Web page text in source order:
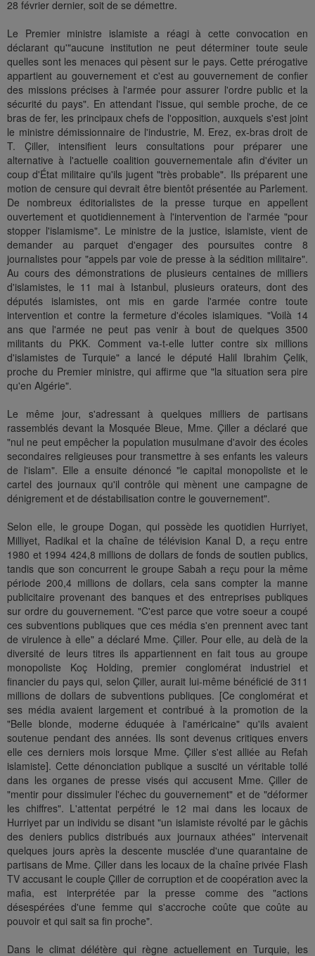
28 février dernier, soit de se démettre.
Le Premier ministre islamiste a réagi à cette convocation en
déclarant qu'"aucune institution ne peut déterminer toute seule
quelles sont les menaces qui pèsent sur le pays. Cette prérogative
appartient au gouvernement et c'est au gouvernement de confier
des missions précises à l'armée pour assurer l'ordre public et la
sécurité du pays". En attendant l'issue, qui semble proche, de ce
bras de fer, les principaux chefs de l'opposition, auxquels s'est joint
le ministre démissionnaire de l'industrie, M. Erez, ex-bras droit de
T. Çiller, intensifient leurs consultations pour préparer une
alternative à l'actuelle coalition gouvernementale afin d'éviter un
coup d'État militaire qu'ils jugent "très probable". Ils préparent une
motion de censure qui devrait être bientôt présentée au Parlement.
De nombreux éditorialistes de la presse turque en appellent
ouvertement et quotidiennement à l'intervention de l'armée "pour
stopper l'islamisme". Le ministre de la justice, islamiste, vient de
demander au parquet d'engager des poursuites contre 8
journalistes pour "appels par voie de presse à la sédition militaire".
Au cours des démonstrations de plusieurs centaines de milliers
d'islamistes, le 11 mai à Istanbul, plusieurs orateurs, dont des
députés islamistes, ont mis en garde l'armée contre toute
intervention et contre la fermeture d'écoles islamiques. "Voilà 14
ans que l'armée ne peut pas venir à bout de quelques 3500
militants du PKK. Comment va-t-elle lutter contre six millions
d'islamistes de Turquie" a lancé le député Halil Ibrahim Çelik,
proche du Premier ministre, qui affirme que "la situation sera pire
qu'en Algérie".
Le même jour, s'adressant à quelques milliers de partisans
rassemblés devant la Mosquée Bleue, Mme. Çiller a déclaré que
"nul ne peut empêcher la population musulmane d'avoir des écoles
secondaires religieuses pour transmettre à ses enfants les valeurs
de l'islam". Elle a ensuite dénoncé "le capital monopoliste et le
cartel des journaux qu'il contrôle qui mènent une campagne de
dénigrement et de déstabilisation contre le gouvernement".
Selon elle, le groupe Dogan, qui possède les quotidien Hurriyet,
Milliyet, Radikal et la chaîne de télévision Kanal D, a reçu entre
1980 et 1994 424,8 millions de dollars de fonds de soutien publics,
tandis que son concurrent le groupe Sabah a reçu pour la même
période 200,4 millions de dollars, cela sans compter la manne
publicitaire provenant des banques et des entreprises publiques
sur ordre du gouvernement. "C'est parce que votre soeur a coupé
ces subventions publiques que ces média s'en prennent avec tant
de virulence à elle" a déclaré Mme. Çiller. Pour elle, au delà de la
diversité de leurs titres ils appartiennent en fait tous au groupe
monopoliste Koç Holding, premier conglomérat industriel et
financier du pays qui, selon Çiller, aurait lui-même bénéficié de 311
millions de dollars de subventions publiques. [Ce conglomérat et
ses média avaient largement et contribué à la promotion de la
"Belle blonde, moderne éduquée à l'américaine" qu'ils avaient
soutenue pendant des années. Ils sont devenus critiques envers
elle ces derniers mois lorsque Mme. Çiller s'est alliée au Refah
islamiste]. Cette dénonciation publique a suscité un véritable tollé
dans les organes de presse visés qui accusent Mme. Çiller de
"mentir pour dissimuler l'échec du gouvernement" et de "déformer
les chiffres". L'attentat perpétré le 12 mai dans les locaux de
Hurriyet par un individu se disant "un islamiste révolté par le gâchis
des deniers publics distribués aux journaux athées" intervenait
quelques jours après la descente musclée d'une quarantaine de
partisans de Mme. Çiller dans les locaux de la chaîne privée Flash
TV accusant le couple Çiller de corruption et de coopération avec la
mafia, est interprétée par la presse comme des "actions
désespérées d'une femme qui s'accroche coûte que coûte au
pouvoir et qui sait sa fin proche".
Dans le climat délétère qui règne actuellement en Turquie, les